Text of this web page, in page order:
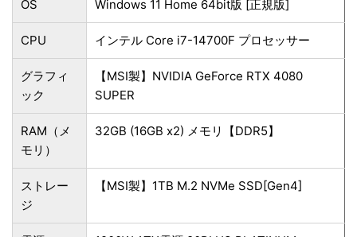
OS Windows 11 Home 64bit版 [正規版]
CPU インテル Core i7-14700F プロセッサー
グラフィ
ック
【MSI製】NVIDIA GeForce RTX 4080
SUPER
RAM（メ
モリ）
32GB (16GB x2) メモリ【DDR5】
ストレー
ジ
【MSI製】1TB M.2 NVMe SSD[Gen4]